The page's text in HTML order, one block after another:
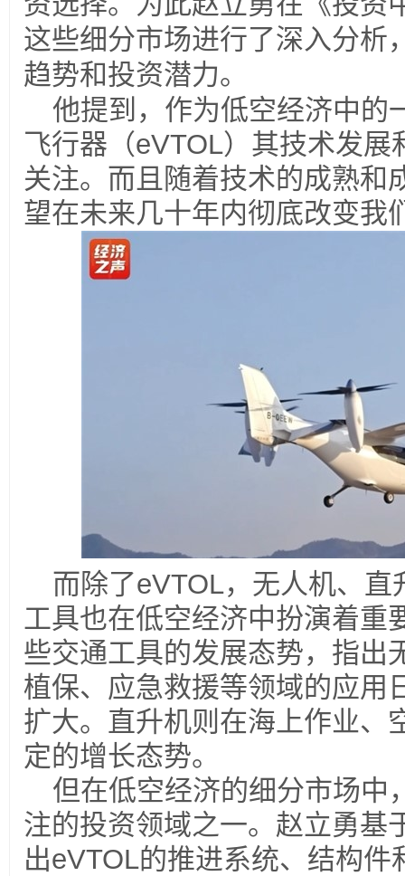
这些细分市场进行了深入分析
趋势和投资潜力。
他提到，作为低空经济中的
飞行器（eVTOL）其技术发展
关注。而且随着技术的成熟和
望在未来几十年内彻底改变我
而除了eVTOL，无人机、直
工具也在低空经济中扮演着重
些交通工具的发展态势，指出
植保、应急救援等领域的应用
扩大。直升机则在海上作业、
定的增长态势。
但在低空经济的细分市场中
注的投资领域之一。赵立勇基
出eVTOL的推进系统、结构件